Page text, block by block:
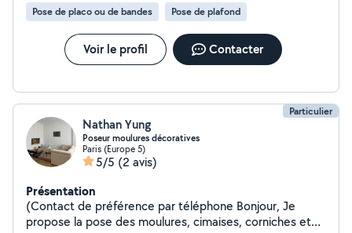
Pose de placo ou de bandes Pose de plafond
Voir le profil Contacter
Particulier
Nathan Yung
Poseur moulures décoratives
Paris (Europe 5)
5/5 (2 avis)
Présentation
(Contact de préférence par téléphone Bonjour, Je
propose la pose des moulures, cimaises, corniches et